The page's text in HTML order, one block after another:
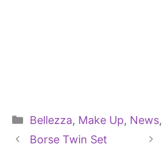
Categorie
Bellezza, Make Up, News,
Borse Twin Set